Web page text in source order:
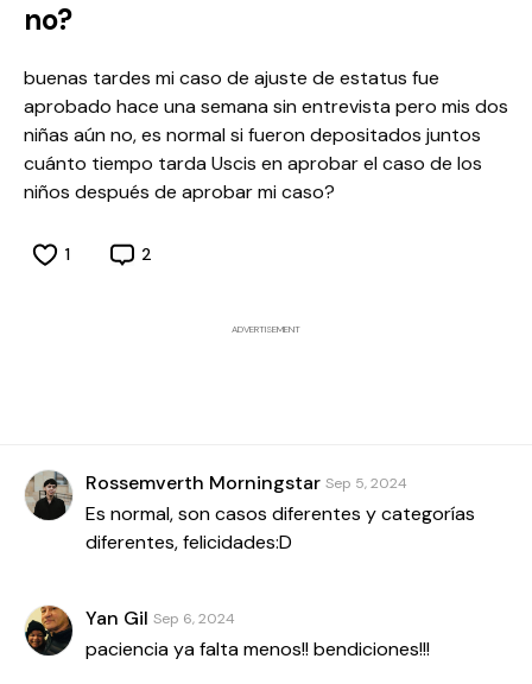
no?
buenas tardes mi caso de ajuste de estatus fue
aprobado hace una semana sin entrevista pero mis dos
niñas aún no, es normal si fueron depositados juntos
cuánto tiempo tarda Uscis en aprobar el caso de los
niños después de aprobar mi caso?
1 2
ADVERTISEMENT
Rossemverth Morningstar Sep 5, 2024
Es normal, son casos diferentes y categorías
diferentes, felicidades:D
Yan Gil Sep 6, 2024
paciencia ya falta menos!! bendiciones!!!